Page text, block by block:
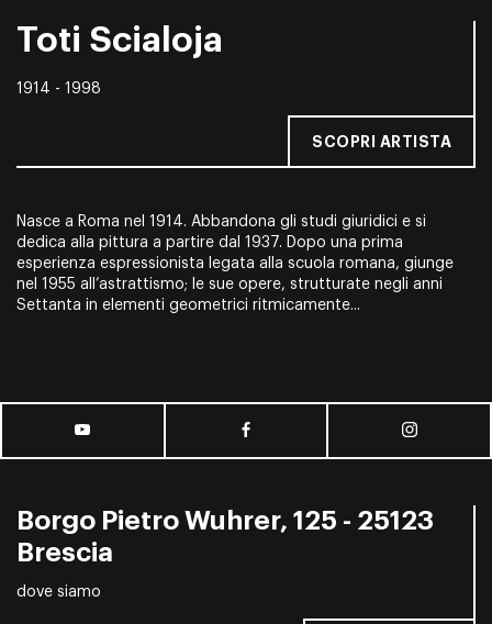
Toti Scialoja
1914 - 1998
SCOPRI ARTISTA
Nasce a Roma nel 1914. Abbandona gli studi giuridici e si
dedica alla pittura a partire dal 1937. Dopo una prima
esperienza espressionista legata alla scuola romana, giunge
nel 1955 all’astrattismo; le sue opere, strutturate negli anni
Settanta in elementi geometrici ritmicamente...
Borgo Pietro Wuhrer, 125 - 25123
Brescia
dove siamo